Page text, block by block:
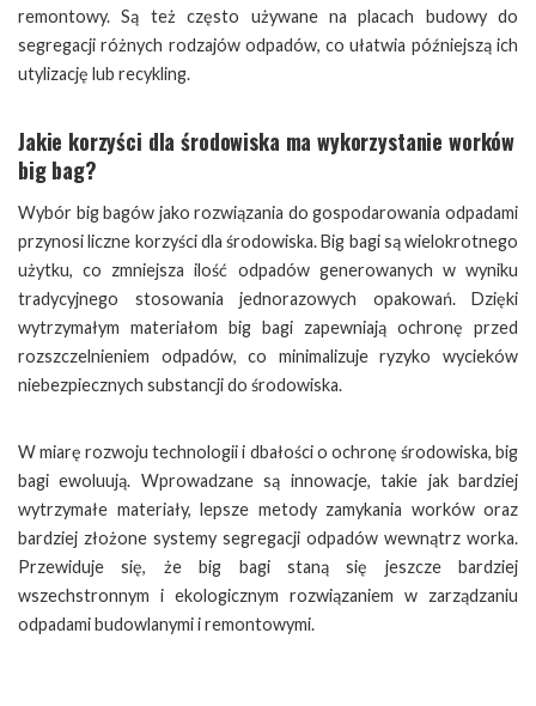
remontowy. Są też często używane na placach budowy do
segregacji różnych rodzajów odpadów, co ułatwia późniejszą ich
utylizację lub recykling.
Jakie korzyści dla środowiska ma wykorzystanie worków
big bag?
Wybór big bagów jako rozwiązania do gospodarowania odpadami
przynosi liczne korzyści dla środowiska. Big bagi są wielokrotnego
użytku, co zmniejsza ilość odpadów generowanych w wyniku
tradycyjnego stosowania jednorazowych opakowań. Dzięki
wytrzymałym materiałom big bagi zapewniają ochronę przed
rozszczelnieniem odpadów, co minimalizuje ryzyko wycieków
niebezpiecznych substancji do środowiska.
W miarę rozwoju technologii i dbałości o ochronę środowiska, big
bagi ewoluują. Wprowadzane są innowacje, takie jak bardziej
wytrzymałe materiały, lepsze metody zamykania worków oraz
bardziej złożone systemy segregacji odpadów wewnątrz worka.
Przewiduje się, że big bagi staną się jeszcze bardziej
wszechstronnym i ekologicznym rozwiązaniem w zarządzaniu
odpadami budowlanymi i remontowymi.